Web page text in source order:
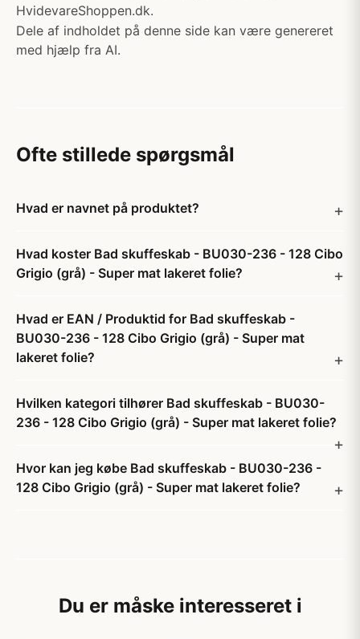
HvidevareShoppen.dk.
Dele af indholdet på denne side kan være genereret
med hjælp fra AI.
Ofte stillede spørgsmål
Hvad er navnet på produktet?
Hvad koster Bad skuffeskab - BU030-236 - 128 Cibo
Grigio (grå) - Super mat lakeret folie?
Hvad er EAN / Produktid for Bad skuffeskab -
BU030-236 - 128 Cibo Grigio (grå) - Super mat
lakeret folie?
Hvilken kategori tilhører Bad skuffeskab - BU030-
236 - 128 Cibo Grigio (grå) - Super mat lakeret folie?
Hvor kan jeg købe Bad skuffeskab - BU030-236 -
128 Cibo Grigio (grå) - Super mat lakeret folie?
Du er måske interesseret i